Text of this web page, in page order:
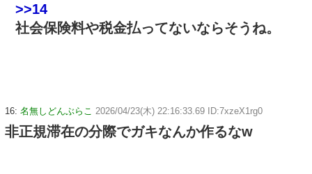
>>14
社会保険料や税金払ってないならそうね。
16: 名無しどんぶらこ 2026/04/23(木) 22:16:33.69 ID:7xzeX1rg0
非正規滞在の分際でガキなんか作るなw